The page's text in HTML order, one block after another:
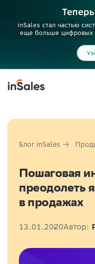
inSales стал частью
еще больше цифровых
Блог inSales
Пошаговая
преодолеть
в продажах
13.01.2020Автор: